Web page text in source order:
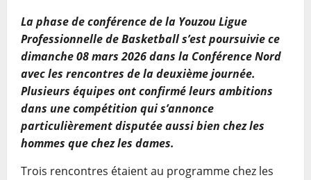
La phase de conférence de la Youzou Ligue
Professionnelle de Basketball s’est poursuivie ce
dimanche 08 mars 2026 dans la Conférence Nord
avec les rencontres de la deuxième journée.
Plusieurs équipes ont confirmé leurs ambitions
dans une compétition qui s’annonce
particulièrement disputée aussi bien chez les
hommes que chez les dames.
Trois rencontres étaient au programme chez les